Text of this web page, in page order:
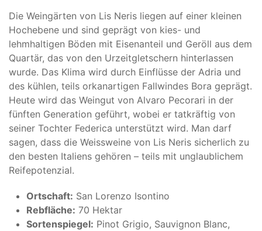
Die Weingärten von Lis Neris liegen auf einer kleinen
Hochebene und sind geprägt von kies- und
lehmhaltigen Böden mit Eisenanteil und Geröll aus dem
Quartär, das von den Urzeitgletschern hinterlassen
wurde. Das Klima wird durch Einflüsse der Adria und
des kühlen, teils orkanartigen Fallwindes Bora geprägt.
Heute wird das Weingut von Alvaro Pecorari in der
fünften Generation geführt, wobei er tatkräftig von
seiner Tochter Federica unterstützt wird. Man darf
sagen, dass die Weissweine von Lis Neris sicherlich zu
den besten Italiens gehören – teils mit unglaublichem
Reifepotenzial.
Ortschaft: San Lorenzo Isontino
Rebfläche: 70 Hektar
Sortenspiegel: Pinot Grigio, Sauvignon Blanc,